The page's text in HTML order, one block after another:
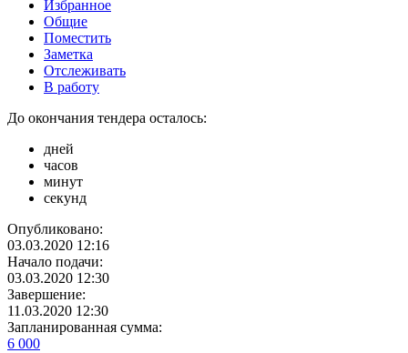
Избранное
Общие
Поместить
Заметка
Отслеживать
В работу
До окончания тендера осталось:
дней
часов
минут
секунд
Опубликовано:
03.03.2020 12:16
Начало подачи:
03.03.2020 12:30
Завершение:
11.03.2020 12:30
Запланированная сумма:
6 000